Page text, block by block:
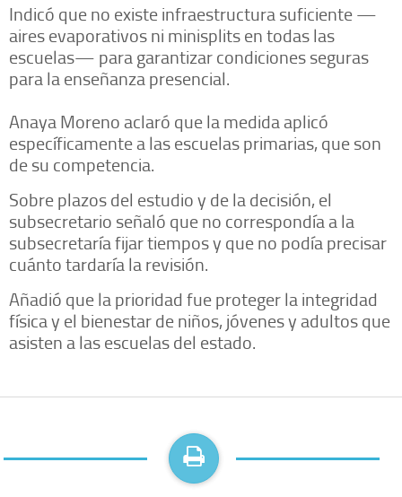
Indicó que no existe infraestructura suficiente —
aires evaporativos ni minisplits en todas las
escuelas— para garantizar condiciones seguras
para la enseñanza presencial.
Anaya Moreno aclaró que la medida aplicó
específicamente a las escuelas primarias, que son
de su competencia.
Sobre plazos del estudio y de la decisión, el
subsecretario señaló que no correspondía a la
subsecretaría fijar tiempos y que no podía precisar
cuánto tardaría la revisión.
Añadió que la prioridad fue proteger la integridad
física y el bienestar de niños, jóvenes y adultos que
asisten a las escuelas del estado.